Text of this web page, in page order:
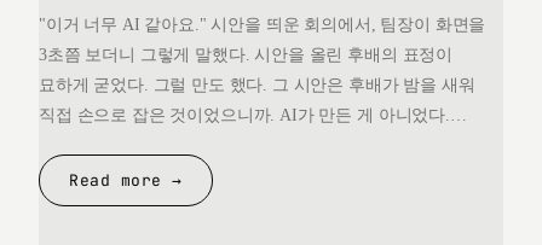
"이거 너무 AI 같아요." 시안을 띄운 회의에서, 팀장이 화면을
3초쯤 보더니 그렇게 말했다. 시안을 올린 후배의 표정이
묘하게 굳었다. 그럴 만도 했다. 그 시안은 후배가 밤을 새워
직접 손으로 잡은 것이었으니까. AI가 만든 게 아니었다.
것을 변호할 언어를 끝내 찾지 못했다. 돌아오는 길에
생각했다. 대체 "AI 같다"는…
Read more →